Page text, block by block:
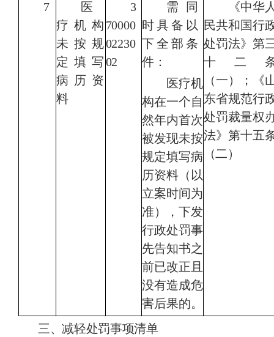
7
医
疗机构
未按规
定填写
病历资
料
3
70000
02230
02
需同
时具备以
下全部条
件：
医疗机
构在一个自
然年内首次
被发现未按
规定填写病
历资料（以
立案时间为
准），下发
行政处罚事
先告知书之
前已改正且
没有造成危
害后果的。
《中华
民共和国行
处罚法》第
十二
（一）；《
东省规范行
处罚裁量权
法》第十五
（二）
三、减轻处罚事项清单